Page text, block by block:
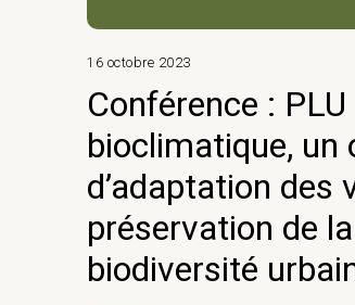
16 octobre 2023
Conférence : PLU
bioclimatique, un
d’adaptation des
préservation de la
biodiversité